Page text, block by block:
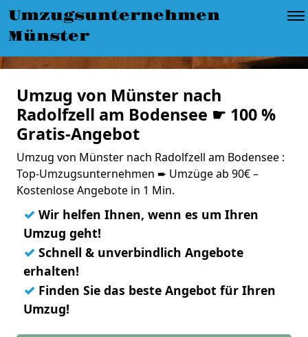
Umzugsunternehmen
Münster
Umzug von Münster nach
Radolfzell am Bodensee ☛ 100 %
Gratis-Angebot
Umzug von Münster nach Radolfzell am Bodensee :
Top-Umzugsunternehmen ➨ Umzüge ab 90€ –
Kostenlose Angebote in 1 Min.
✓ Wir helfen Ihnen, wenn es um Ihren
Umzug geht!
✓ Schnell & unverbindlich Angebote
erhalten!
✓ Finden Sie das beste Angebot für Ihren
Umzug!